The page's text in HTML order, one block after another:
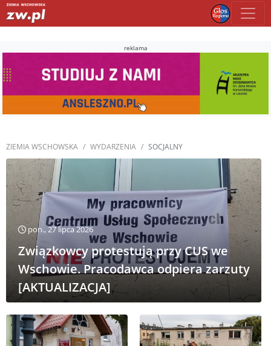
reklama
ZIEMIA WSCHOWSKA WYDARZENIA SOCJALNY
pon., 27 lipca 2026
Związkowcy protestują przy CUS we
Wschowie. Pracodawca odpiera zarzuty
[AKTUALIZACJA]